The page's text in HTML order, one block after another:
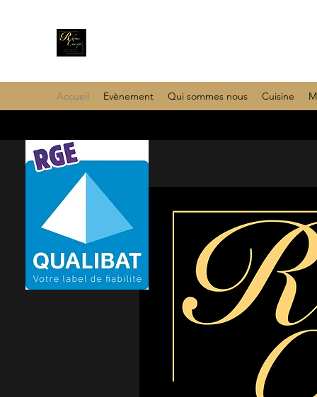
Accueil Evènement Qui sommes nous Cuisine